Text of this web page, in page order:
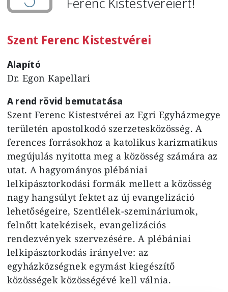
Szent Ferenc Kistestvérei
Alapító
Dr. Egon Kapellari
A rend rövid bemutatása
Szent Ferenc Kistestvérei az Egri Egyházmegye
területén apostolkodó szerzetesközösség. A
ferences forrásokhoz a katolikus karizmatikus
megújulás nyitotta meg a közösség számára az
utat. A hagyományos plébániai
lelkipásztorkodási formák mellett a közösség
nagy hangsúlyt fektet az új evangelizáció
lehetőségeire, Szentlélek-szemináriumok,
felnőtt katekézisek, evangelizációs
rendezvények szervezésére. A plébániai
lelkipásztorkodás irányelve: az
egyházközségnek egymást kiegészítő
közösségek közösségévé kell válnia.